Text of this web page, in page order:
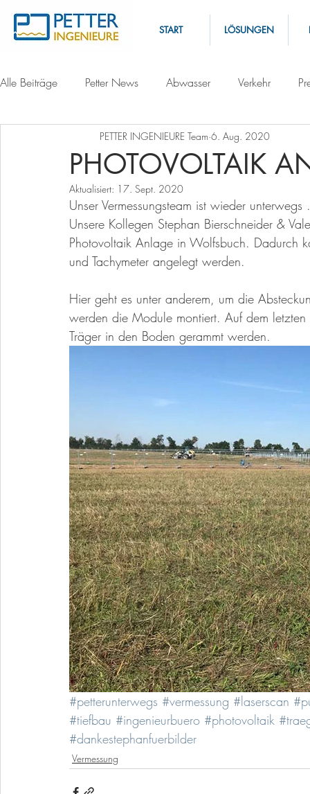
START LÖSUNGEN
Alle Beiträge Petter News Abwasser Verkehr
PHOTOVOLTAIK
PETTER INGENIEURE Team 6. Aug. 2020
Aktualisiert: 17. Sept. 2020
Unser Vermessungsteam ist wieder
Unsere Kollegen Stephan Bierschneider &
Photovoltaik Anlage in Wolfsbuch. Dadurch
und Tachymeter angelegt werden.
Hier geht es unter anderem, um die
werden die Module montiert. Auf dem
Träger in den Boden gerammt werden.
#petterunterwegs #vermessung #laserscan
#tiefbau #ingenieurbuero #photovoltaik
#dankestephanfuerbilder
Vermessung